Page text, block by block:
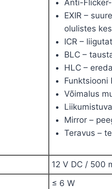
Anti-
EXIR –
olulistes
ICR –
BLC –
HLC –
Funktsiooni
Võimalus
Mirror –
Teravus –
12 V DC / 500
≤ 6 W